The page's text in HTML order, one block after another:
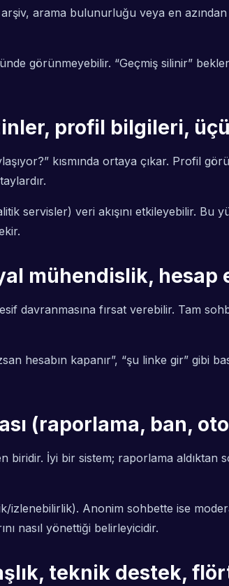
arama bulunurluğu veya en
görünmeyebilir. “Geçmiş silinir”
profil bilgileri,
kısmında ortaya çıkar. Profil
servisler) veri akışını etkileyebilir. Bu
mühendislik, hesap
davranmasına fırsat verebilir. Tam
hesabın kapanır”, “şu linke gir” gibi
(raporlama, ban,
İyi bir sistem; raporlama aldıktan
Anonim sohbette ise
nasıl yönettiği belirleyicidir.
teknik destek,